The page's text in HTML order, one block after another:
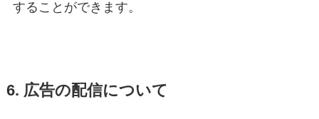
することができます。
6. 広告の配信について